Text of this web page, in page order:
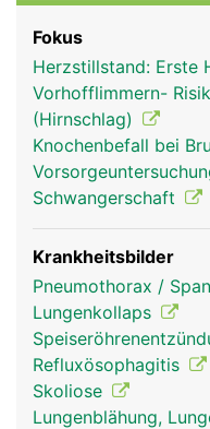
Rubriken
ein "knöcherner
schützt. Ausserdem
Rippengelenke und
und gesenkt werden,
die Atmung ist.
Rippen Frau
Fokus
Herzstillstand: Erste
Vorhofflimmern-
(Hirnschlag)
Knochenbefall bei
Schwangerschaft
Krankheitsbilder
Pneumothorax /
Lungenkollaps
Refluxösophagitis
Skoliose
Lungenblähung,